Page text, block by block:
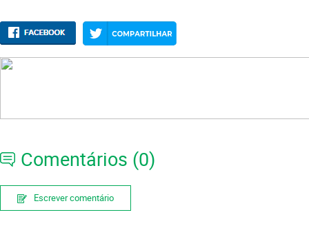
Comentários (0)
Escrever comentário